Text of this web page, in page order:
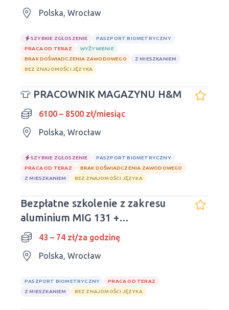
Polska, Wrocław
SZYBKIE ZGŁOSZENIE
PASZPORT BIOMETRYCZNY
PRACA OD TERAZ
WYŻYWIENIE
BRAK DOŚWIADCZENIA ZAWODOWEGO
Z MIESZKANIEM
BEZ ZNAJOMOŚCI JĘZYKA
👕 PRACOWNIK MAGAZYNU H&M
6100 – 8500 zł/miesiąc
Polska, Wrocław
SZYBKIE ZGŁOSZENIE
PASZPORT BIOMETRYCZNY
PRACA OD TERAZ
BRAK DOŚWIADCZENIA ZAWODOWEGO
Z MIESZKANIEM
BEZ ZNAJOMOŚCI JĘZYKA
Bezpłatne szkolenie z zakresu
aluminium MIG 131 +
pośrednictwo pracy!
43 – 74 zł/za godzinę
Polska, Wrocław
PASZPORT BIOMETRYCZNY
PRACA OD TERAZ
Z MIESZKANIEM
BEZ ZNAJOMOŚCI JĘZYKA